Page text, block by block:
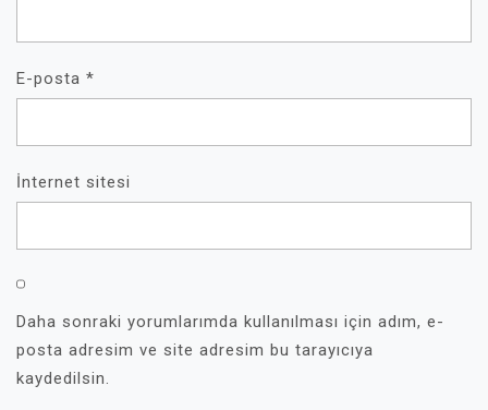
E-posta *
İnternet sitesi
Daha sonraki yorumlarımda kullanılması için adım, e-
posta adresim ve site adresim bu tarayıcıya
kaydedilsin.